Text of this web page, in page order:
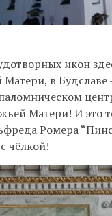
икон
в
Матери! И это
Ромера
чёлкой!